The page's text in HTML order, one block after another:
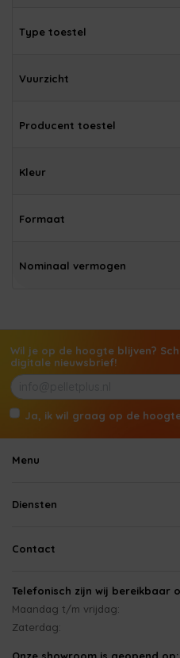
Type toestel
Vuurzicht
Producent toestel
Kleur
Formaat
Nominaal vermogen
Wil je op de hoogte blijven?
digitale nieuwsbrief!
Ja, ik wil graag op de
Menu
Diensten
Contact
Telefonisch zijn wij bereikbaar
Maandag t/m vrijdag:
Zaterdag: